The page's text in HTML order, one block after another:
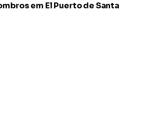
em El Puerto de Santa